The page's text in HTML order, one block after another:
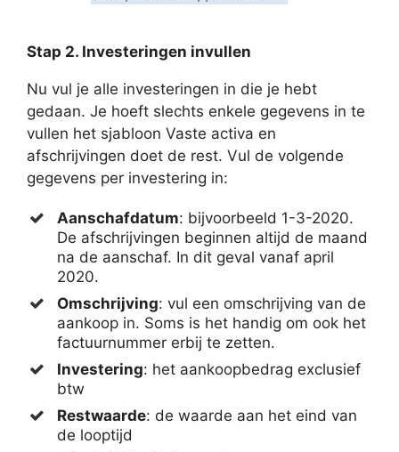
Stap 2. Investeringen invullen
Nu vul je alle investeringen in die je hebt
gedaan. Je hoeft slechts enkele gegevens in te
vullen het sjabloon Vaste activa en
afschrijvingen doet de rest. Vul de volgende
gegevens per investering in:
Aanschafdatum: bijvoorbeeld 1-3-2020.
De afschrijvingen beginnen altijd de maand
na de aanschaf. In dit geval vanaf april
2020.
Omschrijving: vul een omschrijving van de
aankoop in. Soms is het handig om ook het
factuurnummer erbij te zetten.
Investering: het aankoopbedrag exclusief
btw
Restwaarde: de waarde aan het eind van
de looptijd